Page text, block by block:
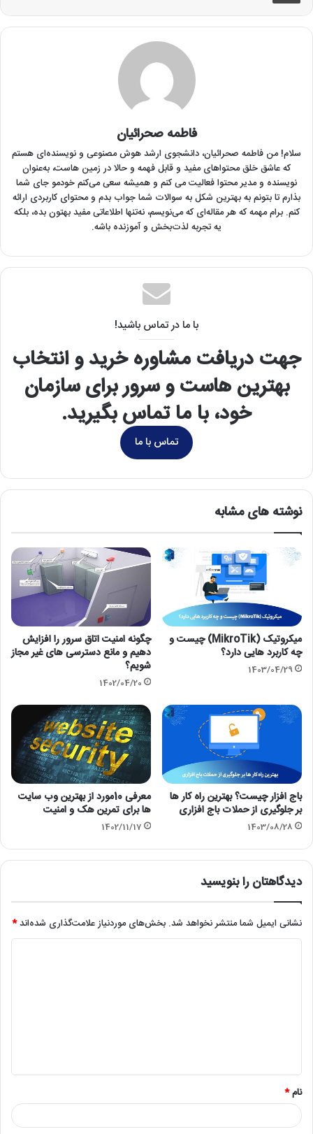
فاطمه صحرائیان
سلام! من فاطمه صحرائیان‌، دانشجوی ارشد هوش مصنوعی و نویسنده‌ای هستم
که عاشق خلق محتواهای مفید و قابل فهمه و حالا در زمین هاست، به‌عنوان
نویسنده و مدیر محتوا فعالیت می کنم و همیشه سعی می‌کنم خودمو جای شما
بذارم تا بتونم به بهترین شکل به سوالات شما جواب بدم و محتوای کاربردی ارائه
کنم. برام مهمه که هر مقاله‌ای که می‌نویسم، نه‌تنها اطلاعاتی مفید بهتون بده، بلکه
یه تجربه لذت‌بخش و آموزنده باشه.
با ما در تماس باشید!
جهت دریافت مشاوره خرید و انتخاب
بهترین هاست و سرور برای سازمان
خود، با ما تماس بگیرید.
تماس با ما
نوشته های مشابه
میکروتیک (MikroTik) چیست و
چه کاربرد هایی دارد؟
1403/04/29
چگونه امنیت اتاق سرور را افزایش
دهیم و مانع دسترسی های غیر مجاز
شویم؟
1402/04/20
باج افزار چیست؟ بهترین راه کار ها
بر جلوگیری از حملات باج افزاری
1403/08/28
معرفی 10مورد از بهترین وب سایت
ها برای تمرین هک و امنیت
1402/11/17
دیدگاهتان را بنویسید
نشانی ایمیل شما منتشر نخواهد شد. بخش‌های موردنیاز علامت‌گذاری شده‌اند*
*
نام*